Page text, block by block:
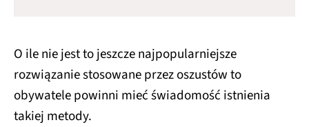
O ile nie jest to jeszcze najpopularniejsze
rozwiązanie stosowane przez oszustów to
obywatele powinni mieć świadomość istnienia
takiej metody.